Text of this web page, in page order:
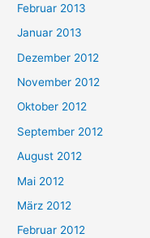
Februar 2013
Januar 2013
Dezember 2012
November 2012
Oktober 2012
September 2012
August 2012
Mai 2012
März 2012
Februar 2012